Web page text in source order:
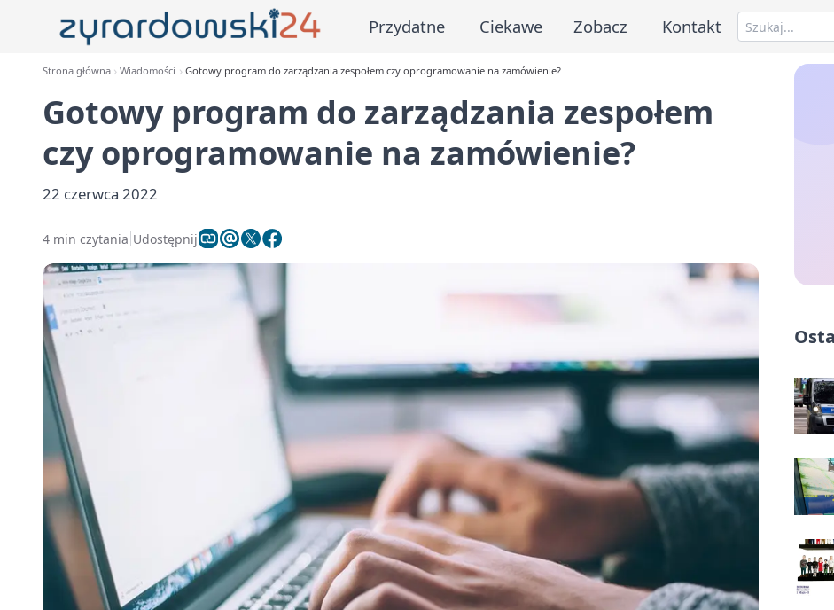
Przydatne Ciekawe Zobacz Kontakt
Strona główna Wiadomości Gotowy program do zarządzania zespołem czy oprogramowanie na zamówienie?
Gotowy program do zarządzania zespołem
czy oprogramowanie na zamówienie?
22 czerwca 2022
4 min czytania Udostępnij